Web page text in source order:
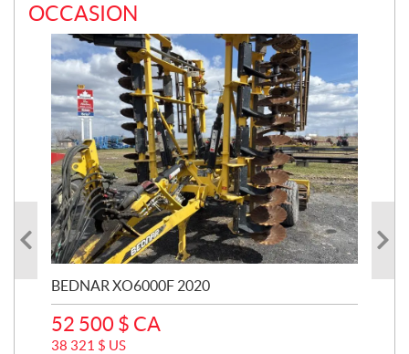
OCCASION
BEDNAR XO6000F 2020
52 500 $ CA
38 321 $ US